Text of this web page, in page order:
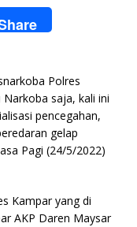
Polres
saja, kali ini
pencegahan,
gelap
Pagi (24/5/2022)
Kampar yang di
AKP Daren Maysar